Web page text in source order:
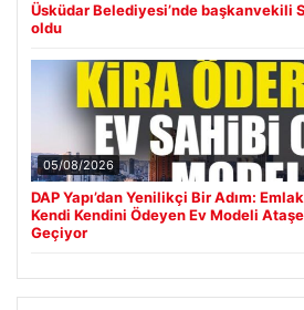
Üsküdar Belediyesi’nde başkanvekili
oldu
05/08/2026
DAP Yapı’dan Yenilikçi Bir Adım:
Kendi Kendini Ödeyen Ev Modeli
Geçiyor